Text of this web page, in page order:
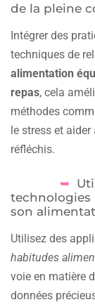
de la pleine
Intégrer des
techniques de
alimentation
repas, cela
méthodes
le stress et
réfléchis.
technologies
son
Utilisez des
habitudes
voie en matière
données